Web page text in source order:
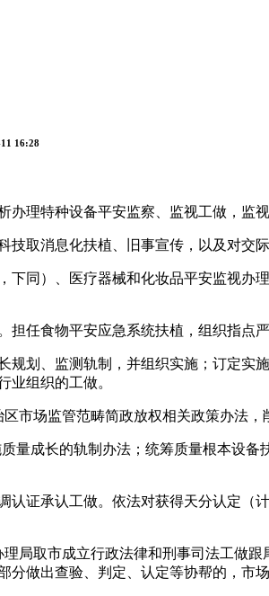
16:28
理特种设备平安监察、监视工做，监视
取消息化扶植、旧事宣传，以及对交际
同）、医疗器械和化妆品平安监视办
食物平安应急系统扶植，组织指点
划、监测轨制，并组织实施；订定实
业组织的工做。
场监管范畴简政放权相关政策办法，
成长的轨制办法；统筹质量根本设备
证承认工做。依法对获得天分认定（
取市成立行政法律和刑事司法工做跟
做出查验、判定、认定等协帮的，市